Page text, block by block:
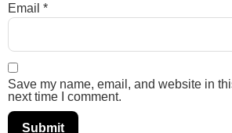
Email *
Save my name, email, and website in
next time I comment.